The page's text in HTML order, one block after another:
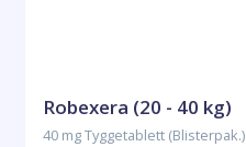
Robexera (20 - 40 kg)
40 mg Tyggetablett (Blisterpak.)